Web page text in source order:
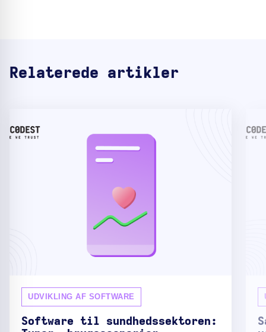
Relaterede artikler
UDVIKLING AF SOFTWARE
Software til sundhedssektoren: